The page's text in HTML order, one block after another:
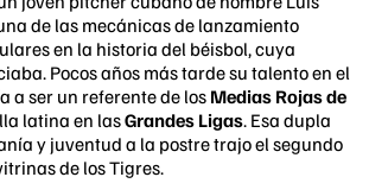
de las mecánicas de lanzamiento
en la historia del béisbol, cuya
Pocos años más tarde su talento en el
a ser un referente de los Medias Rojas de
latina en lasGrandes Ligas. Esa dupla
y juventud a la postre trajo el segundo
de los Tigres.